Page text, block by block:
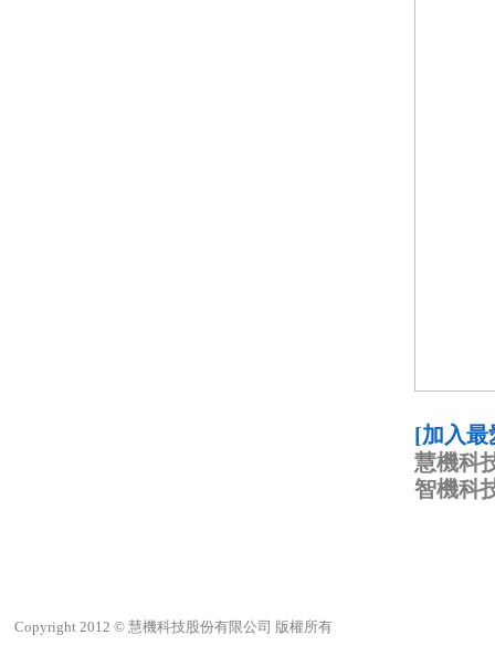
[加入最
慧機科
智機科
Copyright 2012 © 慧機科技股份有限公司 版權所有